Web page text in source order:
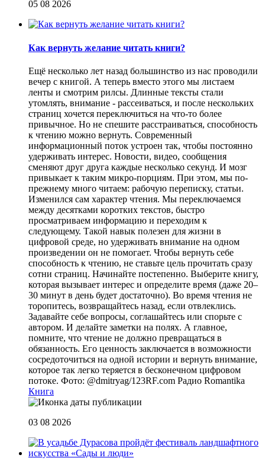
05 08 2026
Как вернуть желание читать книги?
Eщё несколько лет назад большинство из нас проводили
вечер с книгой. А теперь вместо этого мы листаем
ленты и смотрим рилсы. Длинные тексты стали
утомлять, внимание - рассеиваться, и после нескольких
страниц хочется переключиться на что-то более
привычное. Но не спешите расстраиваться, способность
к чтению можно вернуть. Современный
информационный поток устроен так, чтобы постоянно
удерживать интерес. Новости, видео, сообщения
сменяют друг друга каждые несколько секунд. И мозг
привыкает к таким микро-порциям. При этом, мы по-
прежнему много читаем: рабочую переписку, статьи.
Изменился сам характер чтения. Мы переключаемся
между десятками коротких текстов, быстро
просматриваем информацию и переходим к
следующему. Такой навык полезен для жизни в
цифровой среде, но удерживать внимание на одном
произведении он не помогает. Чтобы вернуть себе
способность к чтению, не ставьте цель прочитать сразу
сотни страниц. Начинайте постепенно. Выберите книгу,
которая вызывает интерес и определите время (даже 20–
30 минут в день будет достаточно). Во время чтения не
торопитесь, возвращайтесь назад, если отвлеклись.
Задавайте себе вопросы, соглашайтесь или спорьте с
автором. И делайте заметки на полях. А главное,
помните, что чтение не должно превращаться в
обязанность. Его ценность заключается в возможности
сосредоточиться на одной истории и вернуть внимание,
которое так легко теряется в бесконечном цифровом
потоке. Фото: @dmitryag/123RF.com Радио Romantika
Книга
03 08 2026